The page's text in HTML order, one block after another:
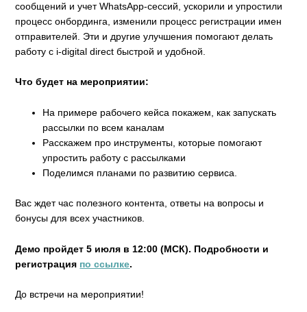
сообщений и учет WhatsApp-сессий, ускорили и упростили
процесс онбординга, изменили процесс регистрации имен
отправителей. Эти и другие улучшения помогают делать
работу с i-digital direct быстрой и удобной.
Что будет на мероприятии:
На примере рабочего кейса покажем, как запускать
рассылки по всем каналам
Расскажем про инструменты, которые помогают
упростить работу с рассылками
Поделимся планами по развитию сервиса.
Вас ждет час полезного контента, ответы на вопросы и
бонусы для всех участников.
Демо пройдет 5 июля в 12:00 (МСК). Подробности и
регистрация по ссылке.
До встречи на мероприятии!